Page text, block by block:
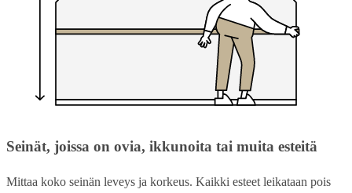
Seinät, joissa on ovia, ikkunoita tai muita esteitä
Mittaa koko seinän leveys ja korkeus. Kaikki esteet leikataan pois